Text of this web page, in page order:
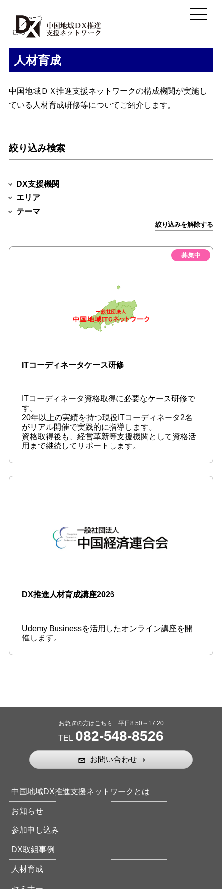
人材育成
中国地域ＤＸ推進支援ネットワークの構成機関が実施し
ている人材育成研修等についてご紹介します。
絞り込み検索
DX支援機関
エリア
テーマ
絞り込みを解除する
募集中
ITコーディネータケース研修
ITコーディネータ資格取得に必要なケース研修で
す。
20年以上の実績を持つ現役ITコーディネータ2名
がリアル開催で実践的に指導します。
資格取得後も、経営革新等支援機関として資格活
用まで継続してサポートします。
DX推進人材育成講座2026
Udemy Businessを活用したオンライン講座を開
催します。
お急ぎの方はこちら 平日8:50～17:20
TEL 082-548-8526
mail_outline お問い合わせ
中国地域DX推進支援ネットワークとは
お知らせ
参加申し込み
DX取組事例
人材育成